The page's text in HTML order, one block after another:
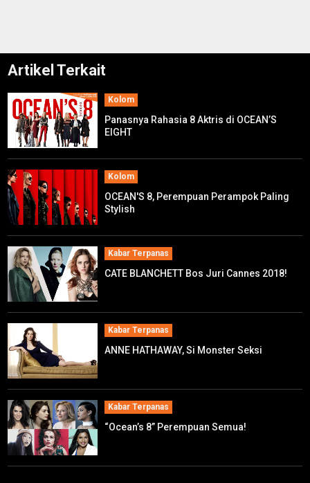
Artikel Terkait
Kolom
Panasnya Rahasia 8 Aktris di OCEAN’S
EIGHT
Kolom
OCEAN'S 8, Perempuan Perampok Paling
Stylish
Kabar Terpanas
CATE BLANCHETT Bos Juri Cannes 2018!
Kabar Terpanas
ANNE HATHAWAY, Si Monster Seksi
Kabar Terpanas
“Ocean’s 8” Perempuan Semua!